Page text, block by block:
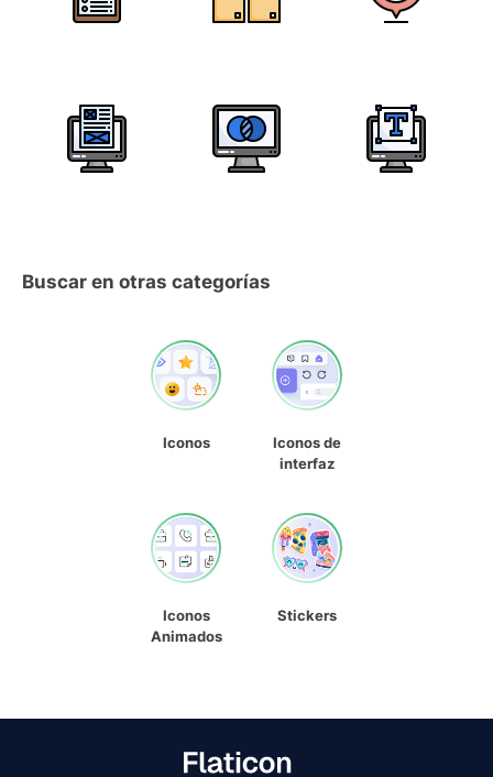
Buscar en otras categorías
Iconos
Iconos de
interfaz
Iconos
Animados
Stickers